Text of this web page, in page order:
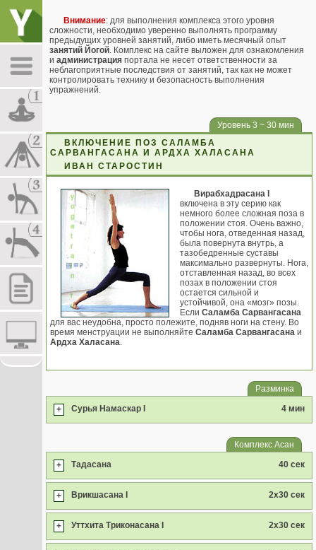
Внимание: для выполнения комплекса этого уровня
сложности, необходимо уверенно выполнять программу
предыдущих уровней занятий, либо иметь месячный опыт
занятий Йогой. Комплекс на сайте выложен для ознакомления
и администрация портала не несет ответственности за
неблагоприятные последствия от занятий, так как не может
контролировать технику и безопасность выполнения
упражнений.
Уровень 3 ~ 30 мин
ВКЛЮЧЕНИЕ ПОЗ САЛАМБА
САРВАНГАСАНА И АРДХА ХАЛАСАНА
ИВАН СТАРОСТИН
Вирабхадрасана I
включена в эту серию как
немного более сложная поза в
положении стоя. Очень важно,
чтобы нога, отведенная назад,
была повернута внутрь, а
тазобедренные суставы
максимально развернуты. Нога,
отставленная назад, во всех
позах в положении стоя
остается сильной и
устойчивой, она «мозг» позы.
Если Саламба Сарвангасана
для вас неудобна, просто полежите, подняв ноги на стену. Во
время менструации не выполняйте Саламба Сарвангасана и
Ардха Халасана.
Разминка
+ Сурья Намаскар I 4 мин
Комплекс Асан
+ Тадасана 40 сек
+ Врикшасана I 2x30 сек
+ Уттхита Триконасана I 2x30 сек